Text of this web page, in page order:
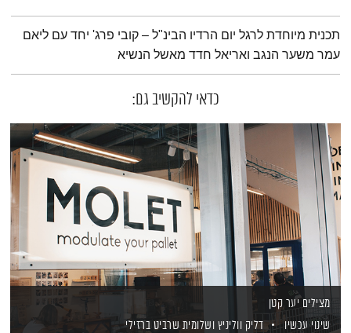
תמצית הפודקאסט
תכנית מיוחדת לרגל יום הרדיו הבינ"ל – קובי פרג' יחד עם ליאם
עמר משער הנגב ואריאל חדד מאשל הנשיא
כדאי להקשיב גם:
מצילים יער קטן
שינוי עכשיו
דליק ווליניץ ושלומית שרביט ברזילי